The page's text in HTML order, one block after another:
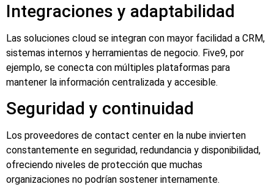
Integraciones y adaptabilidad
Las soluciones cloud se integran con mayor facilidad a CRM,
sistemas internos y herramientas de negocio. Five9, por
ejemplo, se conecta con múltiples plataformas para
mantener la información centralizada y accesible.
Seguridad y continuidad
Los proveedores de contact center en la nube invierten
constantemente en seguridad, redundancia y disponibilidad,
ofreciendo niveles de protección que muchas
organizaciones no podrían sostener internamente.